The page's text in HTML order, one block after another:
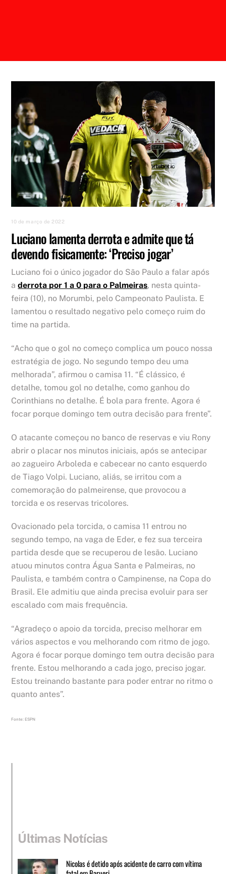
10 de março de 2022
Luciano lamenta derrota e admite que tá
devendo fisicamente: ‘Preciso jogar’
Luciano foi o único jogador do São Paulo a falar após
aderrota por 1 a 0 para o Palmeiras, nesta quinta-
feira (10), no Morumbi, pelo Campeonato Paulista. E
lamentou o resultado negativo pelo começo ruim do
time na partida.
“Acho que o gol no começo complica um pouco nossa
estratégia de jogo. No segundo tempo deu uma
melhorada”, afirmou o camisa 11. “É clássico, é
detalhe, tomou gol no detalhe, como ganhou do
Corinthians no detalhe. É bola para frente. Agora é
focar porque domingo tem outra decisão para frente”.
O atacante começou no banco de reservas e viu Rony
abrir o placar nos minutos iniciais, após se antecipar
ao zagueiro Arboleda e cabecear no canto esquerdo
de Tiago Volpi. Luciano, aliás, se irritou com a
comemoração do palmeirense, que provocou a
torcida e os reservas tricolores.
Ovacionado pela torcida, o camisa 11 entrou no
segundo tempo, na vaga de Eder, e fez sua terceira
partida desde que se recuperou de lesão. Luciano
atuou minutos contra Água Santa e Palmeiras, no
Paulista, e também contra o Campinense, na Copa do
Brasil. Ele admitiu que ainda precisa evoluir para ser
escalado com mais frequência.
“Agradeço o apoio da torcida, preciso melhorar em
vários aspectos e vou melhorando com ritmo de jogo.
Agora é focar porque domingo tem outra decisão para
frente. Estou melhorando a cada jogo, preciso jogar.
Estou treinando bastante para poder entrar no ritmo o
quanto antes”.
Fonte: ESPN
Últimas Notícias
Nicolas é detido após acidente de carro com vítima